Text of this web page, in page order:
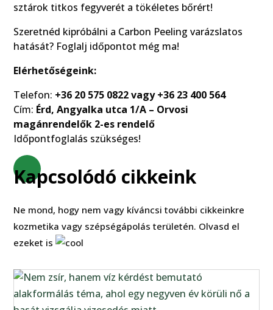
sztárok titkos fegyverét a tökéletes bőrért!
Szeretnéd kipróbálni a Carbon Peeling varázslatos
hatását? Foglalj időpontot még ma!
Elérhetőségeink:
Telefon: +36 20 575 0822 vagy +36 23 400 564
Cím: Érd, Angyalka utca 1/A – Orvosi
magánrendelők 2-es rendelő
Időpontfoglalás szükséges!
Kapcsolódó cikkeink
Ne mond, hogy nem vagy kíváncsi további cikkeinkre
kozmetika vagy szépségápolás területén. Olvasd el
ezeket is